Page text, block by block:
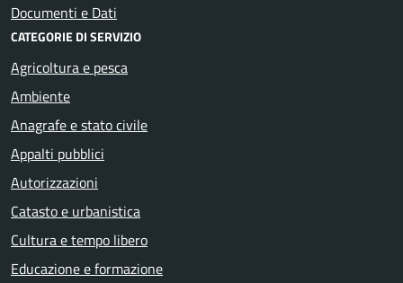
Documenti e Dati
CATEGORIE DI SERVIZIO
Agricoltura e pesca
Ambiente
Anagrafe e stato civile
Appalti pubblici
Autorizzazioni
Catasto e urbanistica
Cultura e tempo libero
Educazione e formazione